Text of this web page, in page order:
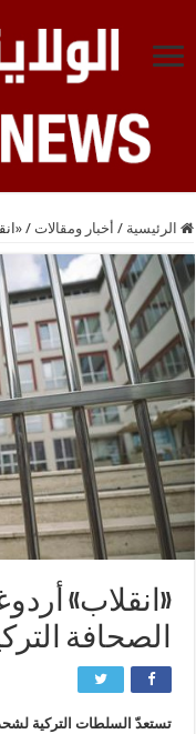
الرئيسية / أخبار ومقالات /
«انقلاب»
الصحافة
تستعدّ السلطات التركية